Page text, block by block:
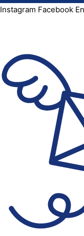
Instagram Facebook